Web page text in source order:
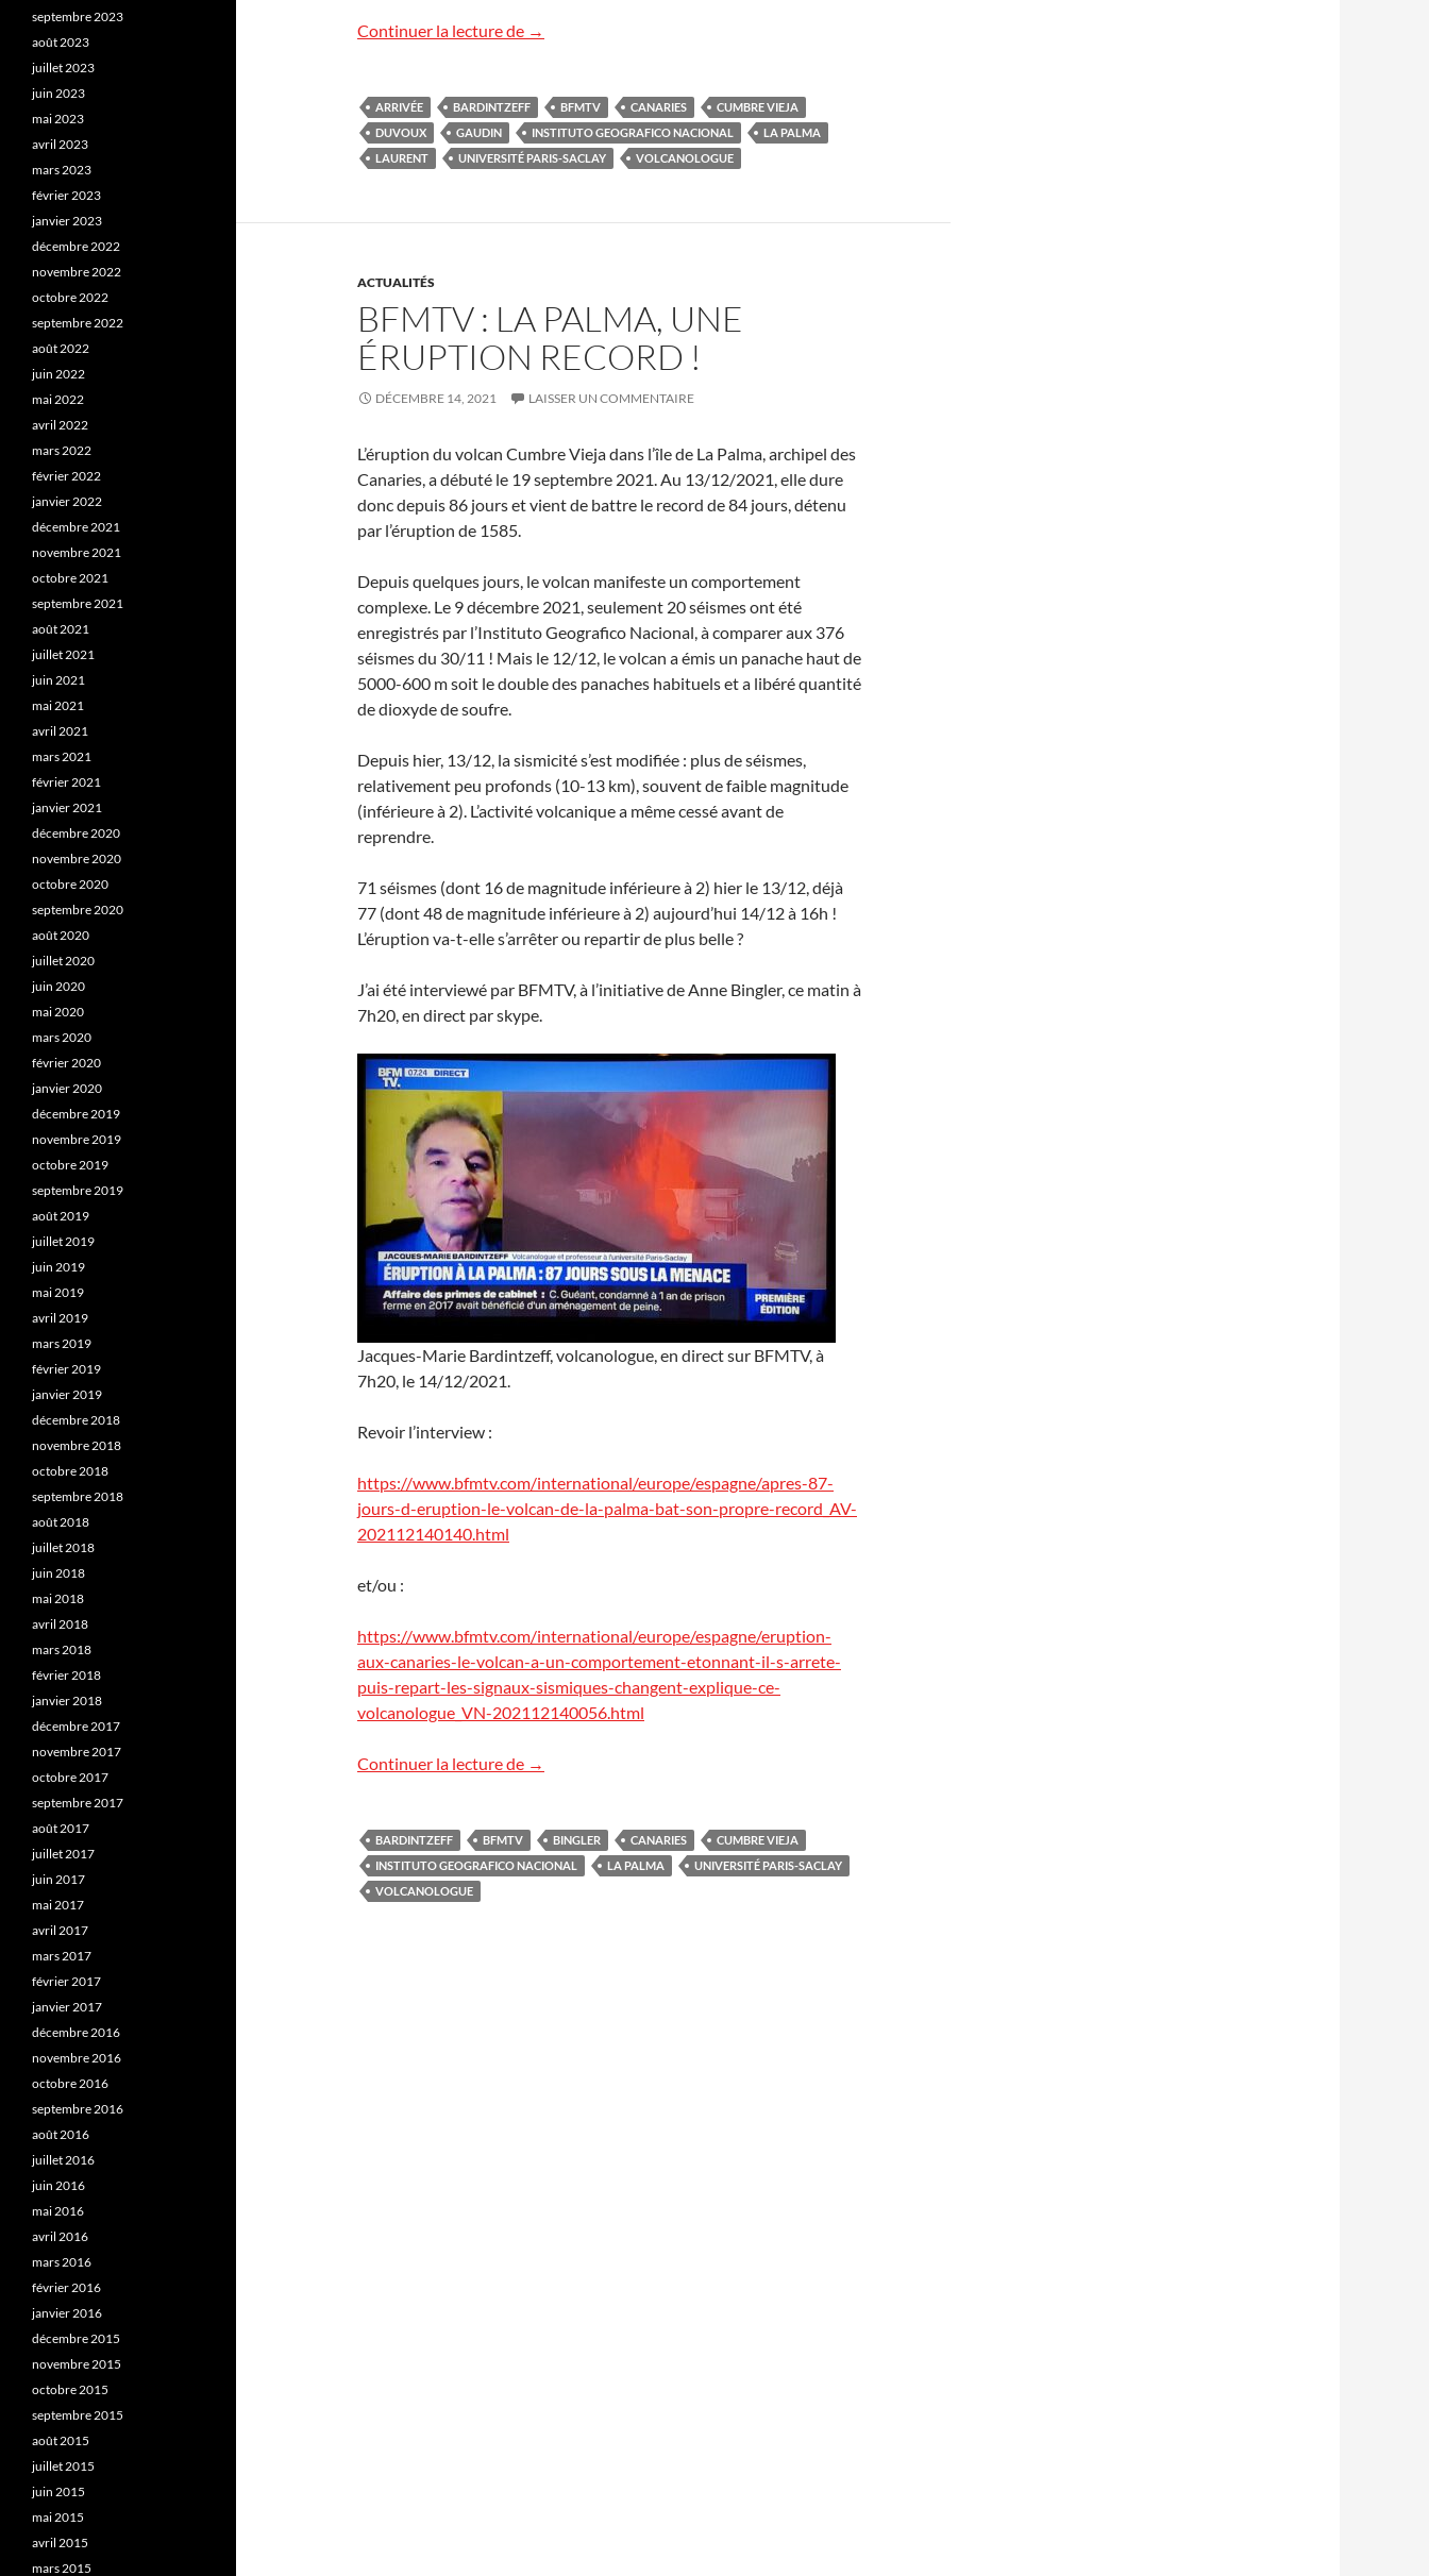
Continuer la lecture de L’éruption de La Palma est-elle terminée ?
→
ARRIVÉE BARDINTZEFF BFMTV CANARIES
CUMBRE VIEJA
DUVOUX
GAUDIN INSTITUTO GEOGRAFICO NACIONAL
LA PALMA
LAURENT
UNIVERSITÉ PARIS-SACLAY VOLCANOLOGUE
ACTUALITÉS
BFMTV : LA PALMA, UNE
ÉRUPTION RECORD !
DÉCEMBRE 14, 2021 LAISSER UN COMMENTAIRE
L’éruption du volcan Cumbre Vieja dans l’île de La Palma, archipel des
Canaries, a débuté le 19 septembre 2021. Au 13/12/2021, elle dure
donc depuis 86 jours et vient de battre le record de 84 jours, détenu
par l’éruption de 1585.
Depuis quelques jours, le volcan manifeste un comportement
complexe. Le 9 décembre 2021, seulement 20 séismes ont été
enregistrés par l’Instituto Geografico Nacional, à comparer aux 376
séismes du 30/11 ! Mais le 12/12, le volcan a émis un panache haut de
5000-600 m soit le double des panaches habituels et a libéré quantité
de dioxyde de soufre.
Depuis hier, 13/12, la sismicité s’est modifiée : plus de séismes,
relativement peu profonds (10-13 km), souvent de faible magnitude
(inférieure à 2). L’activité volcanique a même cessé avant de
reprendre.
71 séismes (dont 16 de magnitude inférieure à 2) hier le 13/12, déjà
77 (dont 48 de magnitude inférieure à 2) aujourd’hui 14/12 à 16h !
L’éruption va-t-elle s’arrêter ou repartir de plus belle ?
J’ai été interviewé par BFMTV, à l’initiative de Anne Bingler, ce matin à
7h20, en direct par skype.
Jacques-Marie Bardintzeff, volcanologue, en direct sur BFMTV, à
7h20, le 14/12/2021.
Revoir l’interview :
https://www.bfmtv.com/international/europe/espagne/apres-87-
jours-d-eruption-le-volcan-de-la-palma-bat-son-propre-record_AV-
202112140140.html
et/ou :
https://www.bfmtv.com/international/europe/espagne/eruption-
aux-canaries-le-volcan-a-un-comportement-etonnant-il-s-arrete-
puis-repart-les-signaux-sismiques-changent-explique-ce-
volcanologue_VN-202112140056.html
Continuer la lecture de BFMTV : La Palma, une éruption record !
→
BARDINTZEFF BFMTV BINGLER CANARIES
CUMBRE VIEJA
INSTITUTO GEOGRAFICO NACIONAL
LA PALMA
UNIVERSITÉ PARIS-SACLAY
VOLCANOLOGUE
septembre 2023
août 2023
juillet 2023
juin 2023
mai 2023
avril 2023
mars 2023
février 2023
janvier 2023
décembre 2022
novembre 2022
octobre 2022
septembre 2022
août 2022
juin 2022
mai 2022
avril 2022
mars 2022
février 2022
janvier 2022
décembre 2021
novembre 2021
octobre 2021
septembre 2021
août 2021
juillet 2021
juin 2021
mai 2021
avril 2021
mars 2021
février 2021
janvier 2021
décembre 2020
novembre 2020
octobre 2020
septembre 2020
août 2020
juillet 2020
juin 2020
mai 2020
mars 2020
février 2020
janvier 2020
décembre 2019
novembre 2019
octobre 2019
septembre 2019
août 2019
juillet 2019
juin 2019
mai 2019
avril 2019
mars 2019
février 2019
janvier 2019
décembre 2018
novembre 2018
octobre 2018
septembre 2018
août 2018
juillet 2018
juin 2018
mai 2018
avril 2018
mars 2018
février 2018
janvier 2018
décembre 2017
novembre 2017
octobre 2017
septembre 2017
août 2017
juillet 2017
juin 2017
mai 2017
avril 2017
mars 2017
février 2017
janvier 2017
décembre 2016
novembre 2016
octobre 2016
septembre 2016
août 2016
juillet 2016
juin 2016
mai 2016
avril 2016
mars 2016
février 2016
janvier 2016
décembre 2015
novembre 2015
octobre 2015
septembre 2015
août 2015
juillet 2015
juin 2015
mai 2015
avril 2015
mars 2015